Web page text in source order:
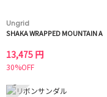
Ungrid
SHAKA WRAPPED MOUNTAIN A
13,475 円
30%OFF
9